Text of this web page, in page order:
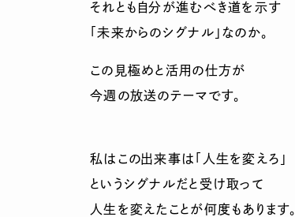
それとも自分が進むべき道を示す
「未来からのシグナル」なのか。
この見極めと活用の仕方が
今週の放送のテーマです。
私はこの出来事は「人生を変えろ」
というシグナルだと受け取って
人生を変えたことが何度もあります。